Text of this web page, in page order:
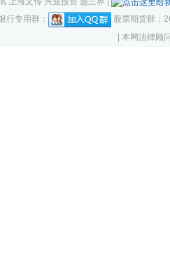
行专用群：
股票期货群：
| 本网法律顾